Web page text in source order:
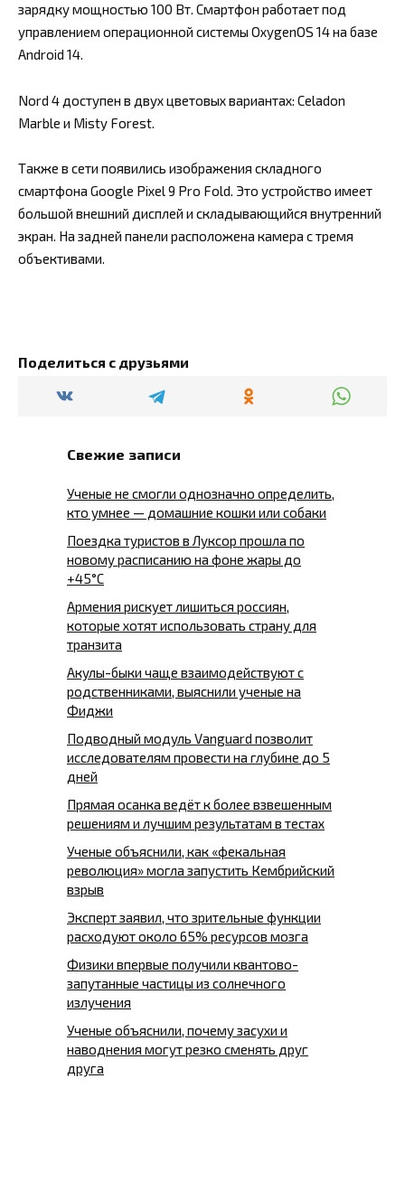
зарядку мощностью 100 Вт. Смартфон работает под
управлением операционной системы OxygenOS 14 на базе
Android 14.
Nord 4 доступен в двух цветовых вариантах: Celadon
Marble и Misty Forest.
Также в сети появились изображения складного
смартфона Google Pixel 9 Pro Fold. Это устройство имеет
большой внешний дисплей и складывающийся внутренний
экран. На задней панели расположена камера с тремя
объективами.
Поделиться с друзьями
Свежие записи
Ученые не смогли однозначно определить,
кто умнее — домашние кошки или собаки
Поездка туристов в Луксор прошла по
новому расписанию на фоне жары до
+45°C
Армения рискует лишиться россиян,
которые хотят использовать страну для
транзита
Акулы-быки чаще взаимодействуют с
родственниками, выяснили ученые на
Фиджи
Подводный модуль Vanguard позволит
исследователям провести на глубине до 5
дней
Прямая осанка ведёт к более взвешенным
решениям и лучшим результатам в тестах
Ученые объяснили, как «фекальная
революция» могла запустить Кембрийский
взрыв
Эксперт заявил, что зрительные функции
расходуют около 65% ресурсов мозга
Физики впервые получили квантово-
запутанные частицы из солнечного
излучения
Ученые объяснили, почему засухи и
наводнения могут резко сменять друг
друга